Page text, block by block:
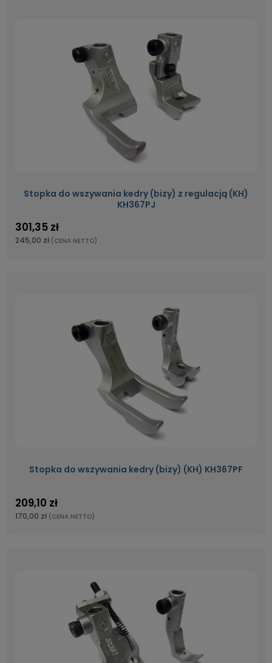
Stopka do wszywania kedry (bizy) z regulacją (KH)
KH367PJ
301,35 zł
245,00 zł (CENA NETTO)
Stopka do wszywania kedry (bizy) (KH) KH367PF
209,10 zł
170,00 zł (CENA NETTO)